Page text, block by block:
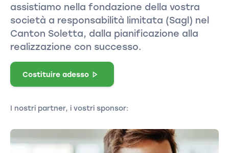
assistiamo nella fondazione della vostra
società a responsabilità limitata (Sagl) nel
Canton Soletta, dalla pianificazione alla
realizzazione con successo.
Costituire adesso
I nostri partner, i vostri sponsor: